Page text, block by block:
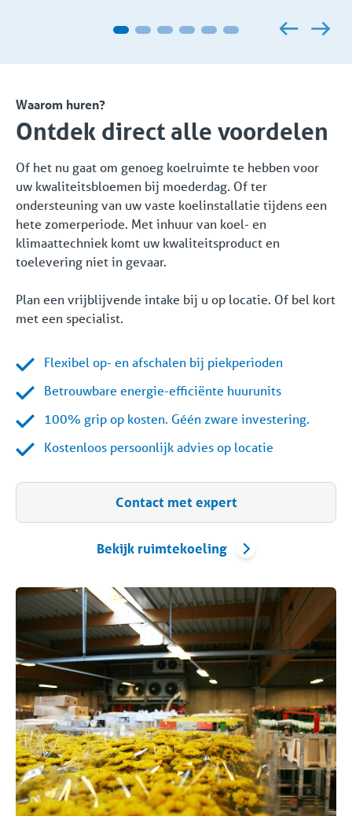
Waarom huren?
Ontdek direct alle voordelen
Of het nu gaat om genoeg koelruimte te hebben voor
uw kwaliteitsbloemen bij moederdag. Of ter
ondersteuning van uw vaste koelinstallatie tijdens een
hete zomerperiode. Met inhuur van koel- en
klimaattechniek komt uw kwaliteitsproduct en
toelevering niet in gevaar.
Plan een vrijblijvende intake bij u op locatie. Of bel kort
met een specialist.
Flexibel op- en afschalen bij piekperioden
Betrouwbare energie-efficiënte huurunits
100% grip op kosten. Géén zware investering.
Kostenloos persoonlijk advies op locatie
Contact met expert
Bekijk ruimtekoeling